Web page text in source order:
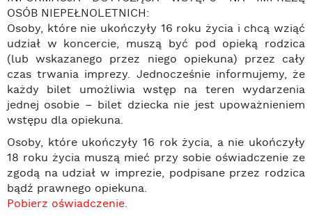
OSÓB NIEPEŁNOLETNICH:
Osoby, które nie ukończyły 16 roku życia i chcą wziąć
udział w koncercie, muszą być pod opieką rodzica
(lub wskazanego przez niego opiekuna) przez cały
czas trwania imprezy. Jednocześnie informujemy, że
każdy bilet umożliwia wstęp na teren wydarzenia
jednej osobie – bilet dziecka nie jest upoważnieniem
wstępu dla opiekuna.
Osoby, które ukończyły 16 rok życia, a nie ukończyły
18 roku życia muszą mieć przy sobie oświadczenie ze
zgodą na udział w imprezie, podpisane przez rodzica
bądź prawnego opiekuna.
Pobierz oświadczenie.